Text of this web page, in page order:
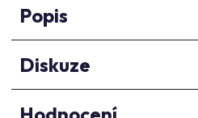
Popis
Diskuze